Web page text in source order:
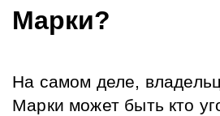
Марки?
На самом деле,
Марки может быть кто